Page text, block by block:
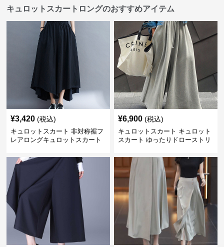
キュロットスカートロングのおすすめアイテム
¥3,420 (税込)
キュロットスカート 非対称裾フ
レアロングキュロットスカート
¥6,900 (税込)
キュロットスカート キュロット
スカート ゆったりドローストリ